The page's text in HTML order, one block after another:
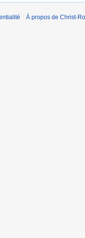
À propos de Christ-